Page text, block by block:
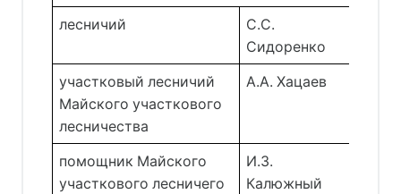
лесничий
С.С.
Сидоренко
участковый лесничий
Майского участкового
лесничества
А.А. Хацаев
помощник Майского
участкового лесничего
И.З.
Калюжный